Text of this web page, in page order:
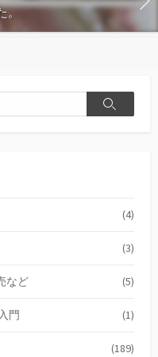
。
検
(4)
(3)
など (5)
門 (1)
(189)